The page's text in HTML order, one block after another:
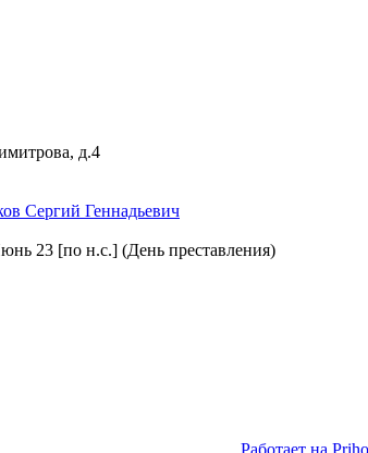
д.4
Сергий Геннадьевич
23 [по н.с.] (День преставления)
Работает на